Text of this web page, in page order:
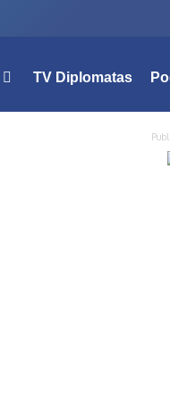
TV Diplomatas